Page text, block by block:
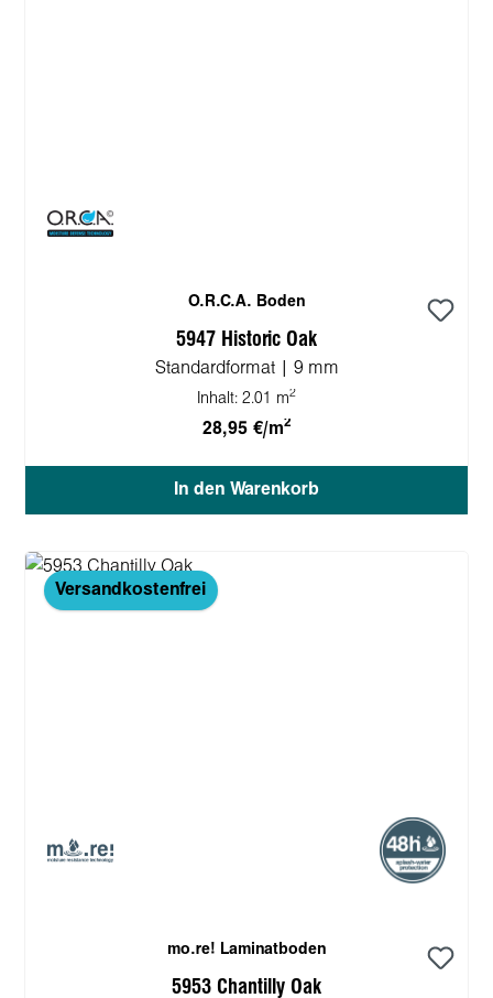
O.R.C.A. Boden
5947 Historic Oak
Standardformat | 9 mm
Inhalt: 2.01 m2
28,95 €/m2
In den Warenkorb
Versandkostenfrei
mo.re! Laminatboden
5953 Chantilly Oak